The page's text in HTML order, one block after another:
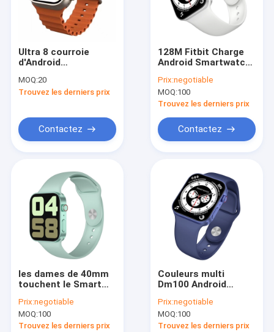
Ultra 8 courroie
d'Android
Garmin Women
Fitness Watch With
MOQ:20
Trouvez les derniers prix
Contactez
128M Fitbit Charge
Android Smartwatch
de traqueur et de
silicone de santé
Prix:negotiable
MOQ:100
Trouvez les derniers prix
Contactez
les dames de 40mm
touchent le Smart
compatible avec des
téléphones d'IOS et
d'Android
Prix:negotiable
MOQ:100
Trouvez les derniers prix
Couleurs multi
Dm100 Android
des enfants Fitbit
P68
Prix:negotiable
MOQ:100
Trouvez les derniers prix